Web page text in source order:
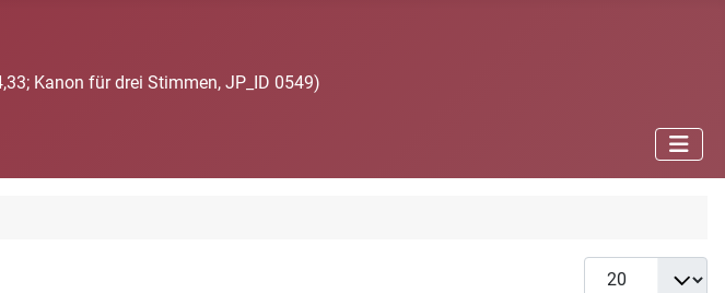
Kanon für drei Stimmen, JP_ID 0549)
Anzeige #